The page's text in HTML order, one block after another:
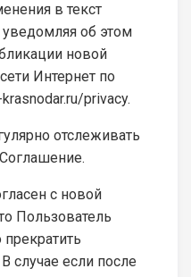
в текст
об этом
новой
Интернет по
privacy.
отслеживать
с новой
Пользователь
случае если после